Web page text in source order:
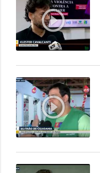
play_circle_outline
play_circle_outline